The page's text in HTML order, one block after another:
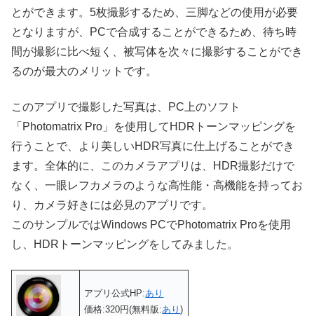
とができます。5枚撮影するため、三脚などの使用が必要
となりますが、PCで合成することができるため、待ち時
間が撮影に比べ短く、被写体を次々に撮影することができ
るのが最大のメリットです。
このアプリで撮影した写真は、PC上のソフト
「Photomatrix Pro」を使用してHDRトーンマッピングを
行うことで、より美しいHDR写真に仕上げることができ
ます。全体的に、このカメラアプリは、HDR撮影だけで
なく、一眼レフカメラのような高性能・高機能を持ってお
り、カメラ好きには必見のアプリです。
このサンプルではWindows PCでPhotomatrix Proを使用
し、HDRトーンマッピングをしてみました。
アプリ公式HP:あり
価格:320円(無料版:あり)